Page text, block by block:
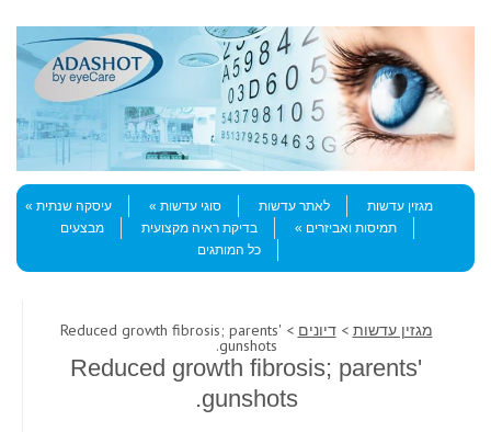
Menu
Skip to content
מגזין עדשות
לאתר עדשות סוגי עדשות
עיסקה שנתית
תמיסות ואביזרים
בדיקת ראיה מקצועית
מבצעים
כל המותגים
מגזין עדשות >דיונים > Reduced growth fibrosis; parents'
gunshots.
Reduced growth fibrosis; parents'
gunshots.